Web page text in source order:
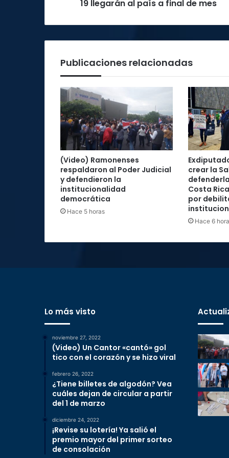
19 llegarán al país a final de mes
Publicaciones relacionadas
(Video) Ramonenses
respaldaron al Poder Judicial
y defendieron la
institucionalidad
democrática
Hace 5 horas
crear la
Costa
por
Hace 6
Lo más visto
noviembre 27, 2022
(Video) Un Cantor «cantó» gol
tico con el corazón y se hizo viral
febrero 26, 2022
¿Tiene billetes de algodón? Vea
cuáles dejan de circular a partir
del 1 de marzo
diciembre 24, 2022
¡Revise su lotería! Ya salió el
premio mayor del primer sorteo
de consolación